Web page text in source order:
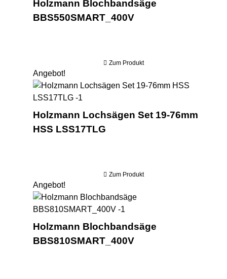
Holzmann Blochbandsäge
BBS550SMART_400V
Zum Produkt
Angebot!
Holzmann Lochsägen Set 19-76mm
HSS LSS17TLG
Zum Produkt
Angebot!
Holzmann Blochbandsäge
BBS810SMART_400V